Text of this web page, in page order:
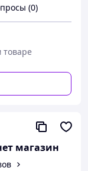
Вы можете,
Вы можете
нашего
подробные
(0)
товаре
магазин